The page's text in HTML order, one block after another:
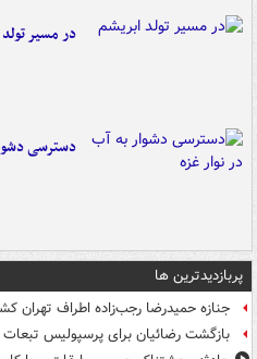
در مسیر
دسترسی
پربازدیدترین ها
جنازه حمیدرضا رجب‌زاده اطراف تهران
بازگشت رضائیان برای پرسپولیس تبعات